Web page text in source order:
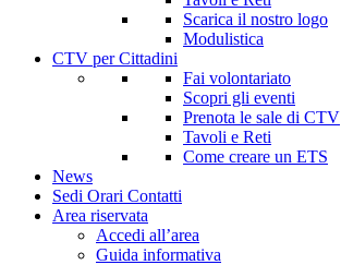
Scarica il nostro logo
Modulistica
CTV per Cittadini
Fai volontariato
Scopri gli eventi
Prenota le sale di CTV
Tavoli e Reti
Come creare un ETS
News
Sedi Orari Contatti
Area riservata
Accedi all’area
Guida informativa